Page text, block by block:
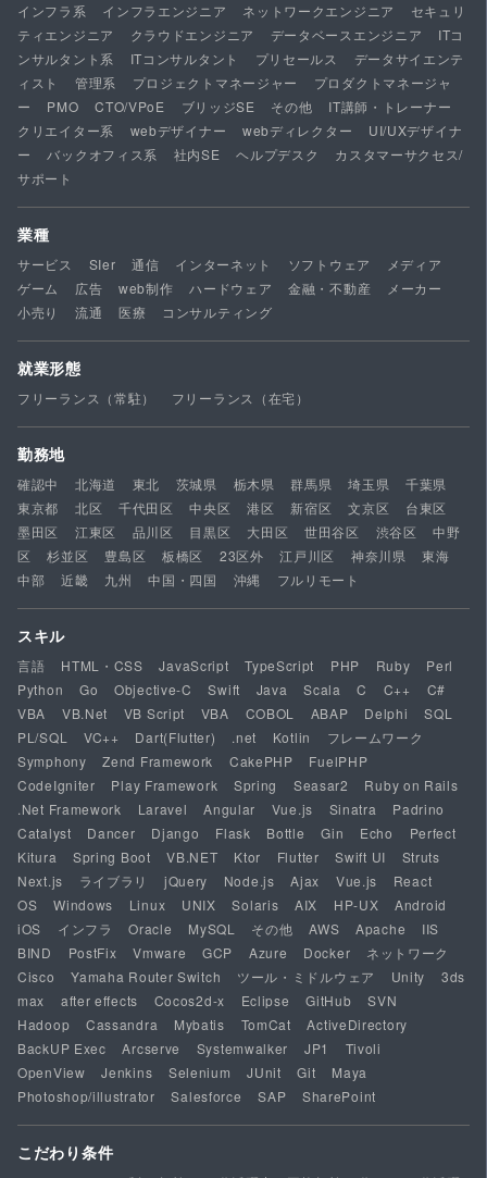
インフラ系
インフラエンジニア ネットワークエンジニア
セキュリ
ティエンジニア
クラウドエンジニア データベースエンジニア
ITコ
ンサルタント系
ITコンサルタント プリセールス
データサイエンテ
ィスト
管理系 プロジェクトマネージャー
プロダクトマネージャ
ー
PMO CTO/VPoE ブリッジSE その他
IT講師・トレーナー
クリエイター系
webデザイナー webディレクター
UI/UXデザイナ
ー
バックオフィス系 社内SE ヘルプデスク
カスタマーサクセス/
サポート
業種
サービス SIer 通信 インターネット ソフトウェア
メディア
ゲーム
広告 web制作 ハードウェア 金融・不動産
メーカー
小売り
流通 医療 コンサルティング
就業形態
フリーランス（常駐） フリーランス（在宅）
勤務地
確認中 北海道 東北 茨城県 栃木県 群馬県 埼玉県
千葉県
東京都
北区 千代田区 中央区 港区 新宿区 文京区
台東区
墨田区
江東区 品川区 目黒区 大田区 世田谷区 渋谷区
中野
区
杉並区 豊島区 板橋区 23区外 江戸川区 神奈川県
東海
中部
近畿 九州 中国・四国 沖縄 フルリモート
スキル
言語 HTML・CSS JavaScript TypeScript PHP Ruby
Perl
Python
Go Objective-C Swift Java Scala C C++
C#
VBA
VB.Net VB Script VBA COBOL ABAP Delphi
SQL
PL/SQL
VC++ Dart(Flutter) .net Kotlin
フレームワーク
Symphony
Zend Framework CakePHP
FuelPHP
CodeIgniter
Play Framework Spring Seasar2
Ruby on Rails
.Net Framework
Laravel Angular Vue.js Sinatra
Padrino
Catalyst
Dancer Django Flask Bottle Gin Echo
Perfect
Kitura
Spring Boot VB.NET Ktor Flutter Swift UI
Struts
Next.js
ライブラリ jQuery Node.js Ajax Vue.js
React
OS
Windows Linux UNIX Solaris AIX HP-UX
Android
iOS
インフラ Oracle MySQL その他 AWS Apache
IIS
BIND
PostFix Vmware GCP Azure Docker
ネットワーク
Cisco
Yamaha Router Switch ツール・ミドルウェア Unity
3ds
max
after effects Cocos2d-x Eclipse GitHub
SVN
Hadoop
Cassandra Mybatis TomCat
ActiveDirectory
BackUP Exec
Arcserve Systemwalker JP1
Tivoli
OpenView
Jenkins Selenium JUnit Git
Maya
Photoshop/illustrator
Salesforce SAP SharePoint
こだわり条件